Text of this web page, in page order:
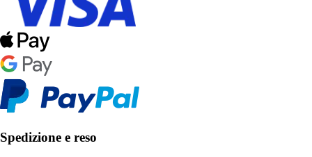
Spedizione e reso